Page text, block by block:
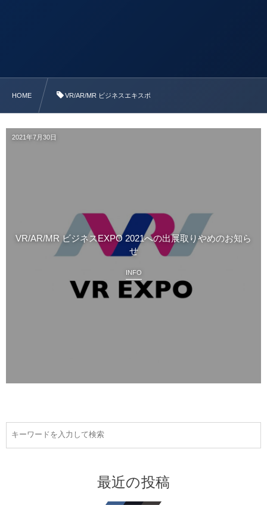
HOME VR/AR/MR ビジネスエキスポ
2021年7月30日
VR/AR/MR ビジネスEXPO 2021への出展取りやめのお知ら
せ
INFO
最近の投稿